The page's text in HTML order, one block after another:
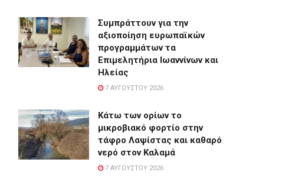
Συμπράττουν για την
αξιοποίηση ευρωπαϊκών
προγραμμάτων τα
Επιμελητήρια Ιωαννίνων και
Ηλείας
7 ΑΥΓΟΎΣΤΟΥ 2026
Κάτω των ορίων το
μικροβιακό φορτίο στην
τάφρο Λαψίστας και καθαρό
νερό στον Καλαμά
7 ΑΥΓΟΎΣΤΟΥ 2026